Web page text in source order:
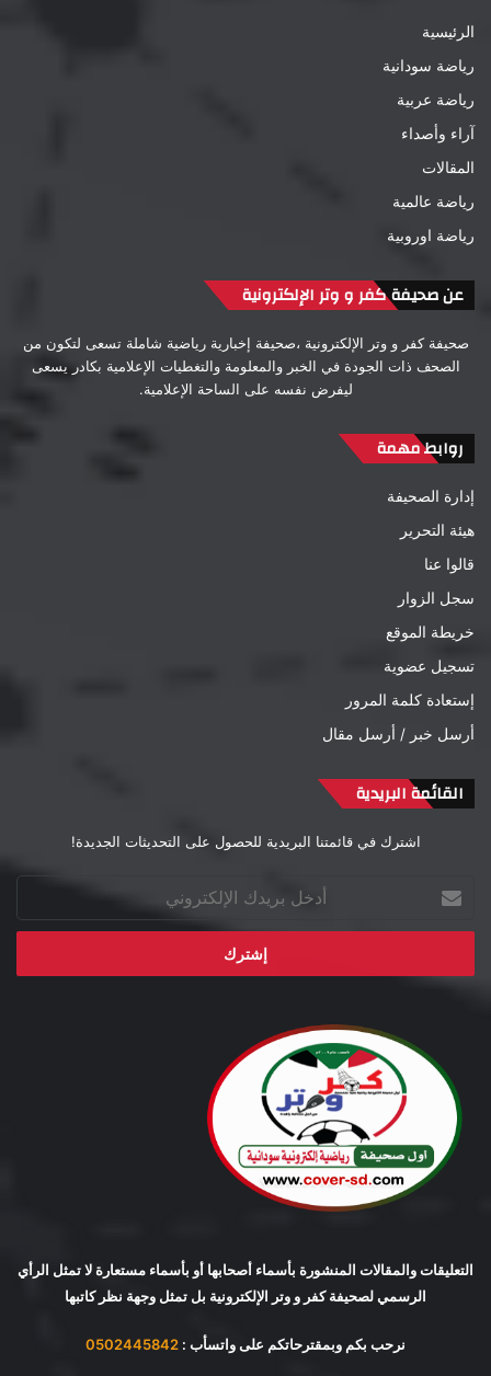
الرئيسية
رياضة سودانية
رياضة عربية
آراء وأصداء
المقالات
رياضة عالمية
رياضة اوروبية
عن صحيفة كفر و وتر الإلكترونية
صحيفة كفر و وتر الإلكترونية ،صحيفة إخبارية رياضية شاملة تسعى لتكون من
الصحف ذات الجودة في الخبر والمعلومة والتغطيات الإعلامية بكادر يسعى
ليفرض نفسه على الساحة الإعلامية.
روابط مهمة
إدارة الصحيفة
هيئة التحرير
قالوا عنا
سجل الزوار
خريطة الموقع
تسجيل عضوية
إستعادة كلمة المرور
أرسل خبر / أرسل مقال
القائمة البريدية
اشترك في قائمتنا البريدية للحصول على التحديثات الجديدة!
بريدك
الإلكتروني
التعليقات والمقالات المنشورة بأسماء أصحابها أو بأسماء مستعارة لا تمثل الرأي
الرسمي لصحيفة كفر و وتر الإلكترونية بل تمثل وجهة نظر كاتبها
نرحب بكم وبمقترحاتكم على واتسأب : 0502445842